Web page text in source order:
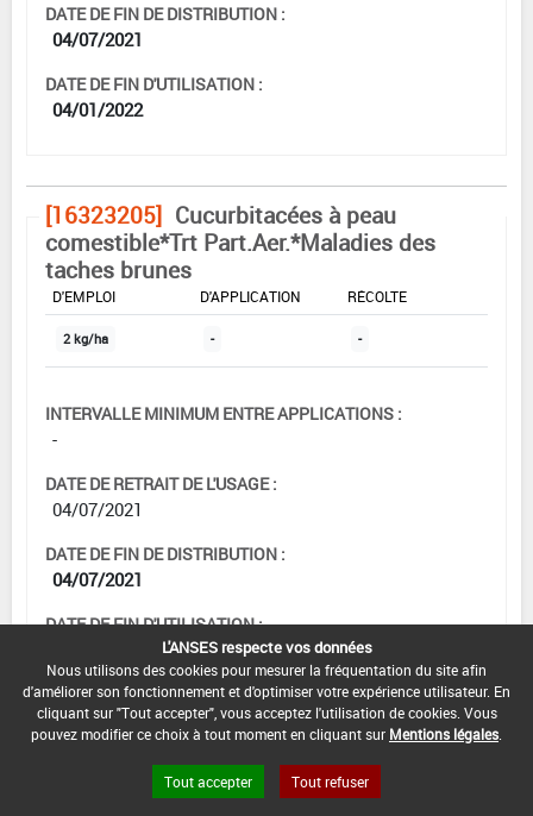
DATE DE FIN DE DISTRIBUTION :
04/07/2021
DATE DE FIN D'UTILISATION :
04/01/2022
[16323205] Cucurbitacées à peau
comestible*Trt Part.Aer.*Maladies des
taches brunes
DOSE MAX
D'EMPLOI
D'APPLICATION
RÉCOLTE
2 kg/ha - -
INTERVALLE MINIMUM ENTRE APPLICATIONS :
-
DATE DE RETRAIT DE L'USAGE :
04/07/2021
DATE DE FIN DE DISTRIBUTION :
04/07/2021
DATE DE FIN D'UTILISATION :
comestible*Trt Part.Aer.*Mildiou(s)
L'ANSES respecte vos données
Nous utilisons des cookies pour mesurer la fréquentation du site afin
d'améliorer son fonctionnement et d'optimiser votre expérience utilisateur. En
cliquant sur "Tout accepter", vous acceptez l'utilisation de cookies. Vous
pouvez modifier ce choix à tout moment en cliquant sur Mentions légales
Tout accepter Tout refuser